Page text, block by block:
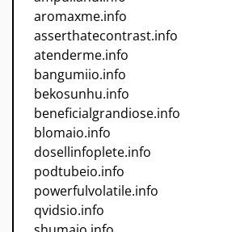
aromaxme.info
asserthatecontrast.info
atenderme.info
bangumiio.info
bekosunhu.info
beneficialgrandiose.info
blomaio.info
dosellinfoplete.info
podtubeio.info
powerfulvolatile.info
qvidsio.info